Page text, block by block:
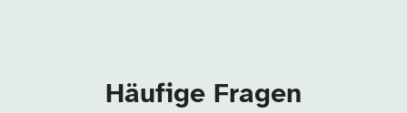
Häufige Fragen